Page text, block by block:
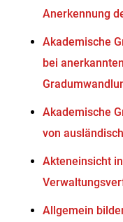
Anerkennung
Akademische
bei
Akademische
von
Akteneinsicht
Allgemein